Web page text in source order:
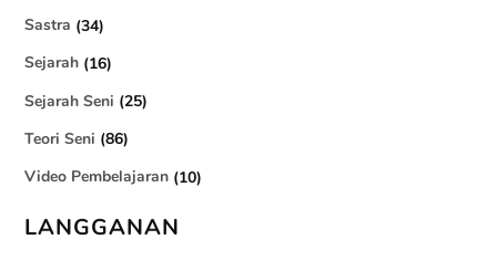
Sastra (34)
Sejarah (16)
Sejarah Seni (25)
Teori Seni (86)
Video Pembelajaran (10)
LANGGANAN